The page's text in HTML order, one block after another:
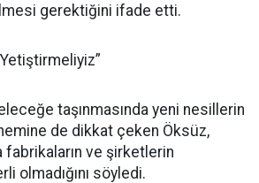
gerektiğini ifade etti.
taşınmasında yeni nesillerin
de dikkat çeken Öksüz,
fabrikaların ve şirketlerin
olmadığını söyledi.